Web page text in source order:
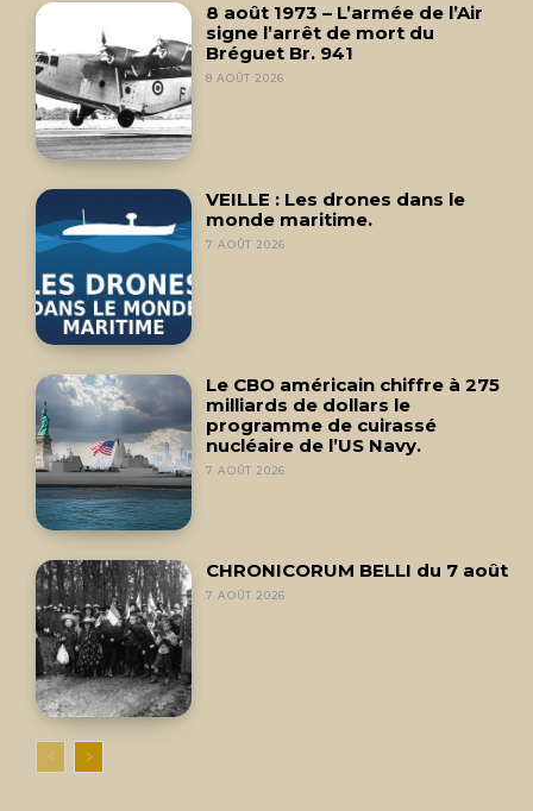
8 août 1973 – L’armée de l’Air
signe l’arrêt de mort du
Bréguet Br. 941
8 AOÛT 2026
VEILLE : Les drones dans le
monde maritime.
7 AOÛT 2026
Le CBO américain chiffre à 275
milliards de dollars le
programme de cuirassé
nucléaire de l’US Navy.
7 AOÛT 2026
CHRONICORUM BELLI du 7 août
7 AOÛT 2026